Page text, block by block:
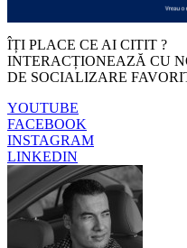
ÎȚI PLACE CE AI CITIT ?
INTERACȚIONEAZĂ CU
DE SOCIALIZARE
YOUTUBE
FACEBOOK
INSTAGRAM
LINKEDIN